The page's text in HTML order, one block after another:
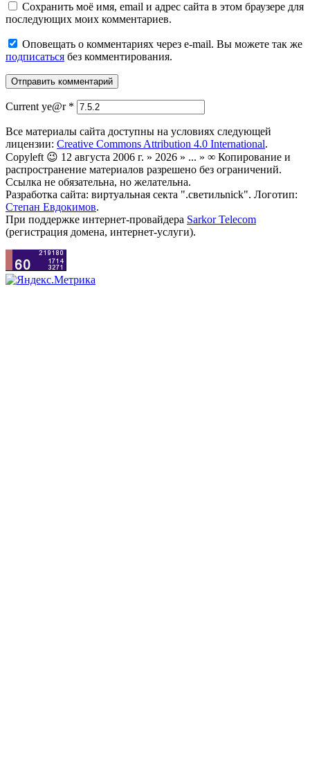
Сохранить моё имя, email и адрес сайта в этом браузере для
последующих моих комментариев.
Оповещать о комментариях через e-mail. Вы можете так же
подписаться без комментирования.
Current ye@r *
Все материалы сайта доступны на условиях следующей
лицензии: Creative Commons Attribution 4.0 International.
Copyleft 😉 12 августа 2006 г. » 2026 » ... » ∞ Копирование и
распространение материалов разрешено без ограничений.
Ссылка не обязательна, но желательна.
Разработка сайта: виртуальная секта ".светильnick". Логотип:
Степан Евдокимов.
При поддержке интернет-провайдера Sarkor Telecom
(регистрация домена, интернет-услуги).